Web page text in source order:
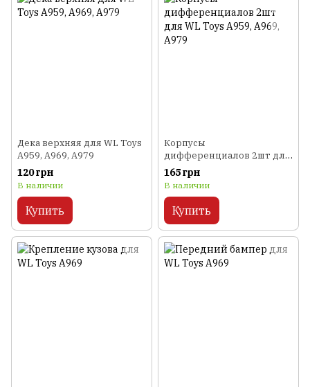
Дека верхняя для WL Toys
A959, A969, A979
120 грн
В наличии
Купить
Корпусы
дифференциалов 2шт для
WL Toys A959, A969, A979
165 грн
В наличии
Купить